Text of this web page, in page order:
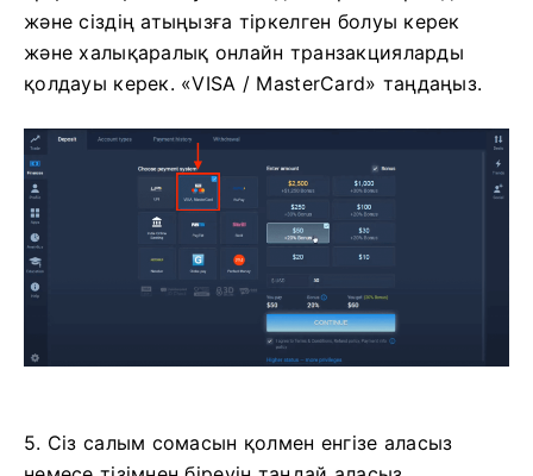
және сіздің атыңызға тіркелген болуы керек
және халықаралық онлайн транзакцияларды
қолдауы керек. «VISA / MasterCard» таңдаңыз.
5. Сіз салым сомасын қолмен енгізе аласыз